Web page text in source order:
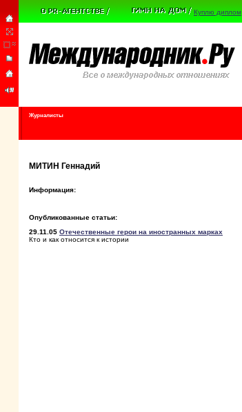
Куплю диплом
Журналисты
МИТИН Геннадий
Информация:
Опубликованные статьи:
29.11.05 Отечественные герои на иностранных марках
Кто и как относится к истории